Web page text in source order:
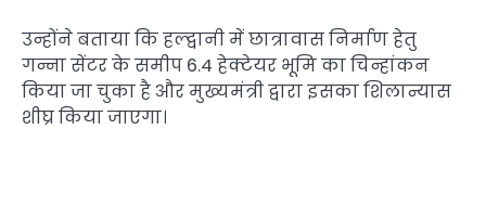
उन्होंने बताया कि हल्द्वानी में छात्रावास निर्माण हेतु
गन्ना सेंटर के समीप 6.4 हेक्टेयर भूमि का चिन्हांकन
किया जा चुका है और मुख्यमंत्री द्वारा इसका शिलान्यास
शीघ्र किया जाएगा।